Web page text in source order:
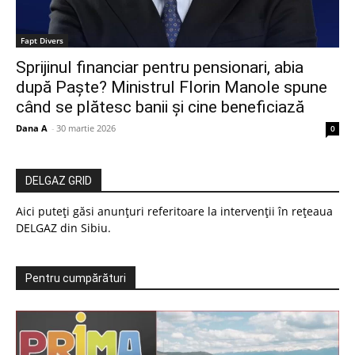
Fapt Divers
Sprijinul financiar pentru pensionari, abia
după Paște? Ministrul Florin Manole spune
când se plătesc banii și cine beneficiază
Dana A - 30 martie 2026 0
DELGAZ GRID
Aici puteți găsi anunțuri referitoare la intervenții în rețeaua
DELGAZ din Sibiu.
Pentru cumpărături